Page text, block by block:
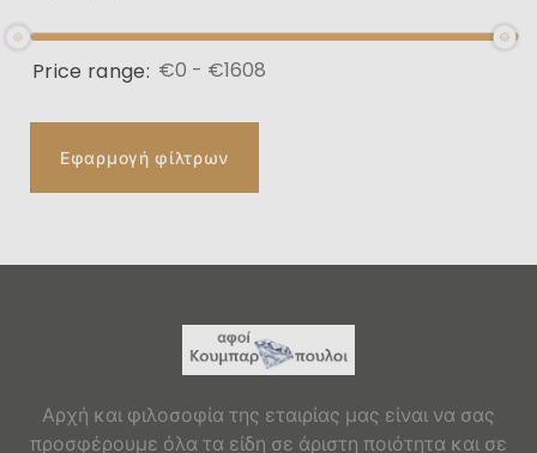
Price range:
Εφαρμογή φίλτρων
Αρχή και φιλοσοφία της εταιρίας μας είναι να σας
προσφέρουμε όλα τα είδη σε άριστη ποιότητα και σε